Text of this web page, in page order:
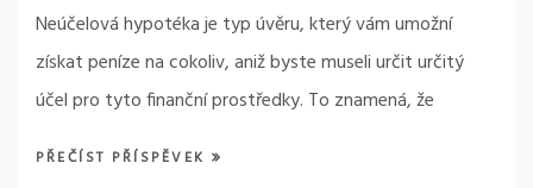
Neúčelová hypotéka je typ úvěru, který vám umožní
získat peníze na cokoliv, aniž byste museli určit určitý
účel pro tyto finanční prostředky. To znamená, že
PŘEČÍST PŘÍSPĚVEK